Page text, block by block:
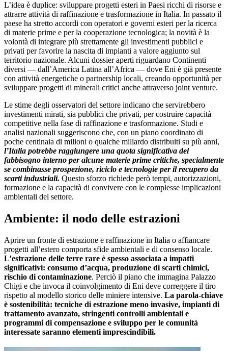
L’idea è duplice: sviluppare progetti esteri in Paesi ricchi di risorse e
attrarre attività di raffinazione e trasformazione in Italia. In passato il
paese ha stretto accordi con operatori e governi esteri per la ricerca
di materie prime e per la cooperazione tecnologica; la novità è la
volontà di integrare più strettamente gli investimenti pubblici e
privati per favorire la nascita di impianti a valore aggiunto sul
territorio nazionale. Alcuni dossier aperti riguardano Continenti
diversi — dall’America Latina all’Africa — dove Eni è già presente
con attività energetiche o partnership locali, creando opportunità per
sviluppare progetti di minerali critici anche attraverso joint venture.
Le stime degli osservatori del settore indicano che servirebbero
investimenti mirati, sia pubblici che privati, per costruire capacità
competitive nella fase di raffinazione e trasformazione. Studi e
analisi nazionali suggeriscono che, con un piano coordinato di
poche centinaia di milioni o qualche miliardo distribuiti su più anni,
l’Italia potrebbe raggiungere una quota significativa del
fabbisogno interno per alcune materie prime critiche, specialmente
se combinasse prospezione, riciclo e tecnologie per il recupero da
scarti industriali. Questo sforzo richiede però tempi, autorizzazioni,
formazione e la capacità di convivere con le complesse implicazioni
ambientali del settore.
Ambiente: il nodo delle estrazioni
Aprire un fronte di estrazione e raffinazione in Italia o affiancare
progetti all’estero comporta sfide ambientali e di consenso locale.
L’estrazione delle terre rare è spesso associata a impatti
significativi: consumo d’acqua, produzione di scarti chimici,
rischio di contaminazione. Perciò il piano che immagina Palazzo
Chigi e che invoca il coinvolgimento di Eni deve correggere il tiro
rispetto al modello storico delle miniere intensive. La parola-chiave
è sostenibilità: tecniche di estrazione meno invasive, impianti di
trattamento avanzato, stringenti controlli ambientali e
programmi di compensazione e sviluppo per le comunità
interessate saranno elementi imprescindibili.